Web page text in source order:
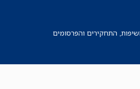
התחקירים והפרסומים